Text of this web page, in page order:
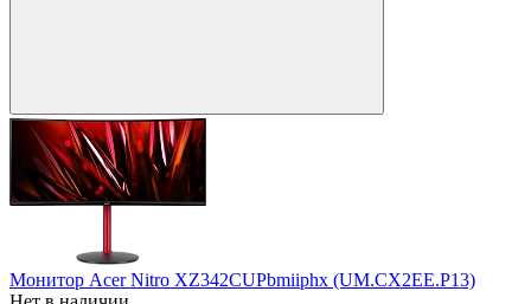
Монитор Acer Nitro XZ342CUPbmiiphx (UM.CX2EE.P13)